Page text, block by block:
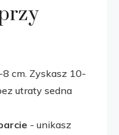
cm. Zyskasz 10-
utraty sedna
- unikasz